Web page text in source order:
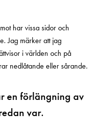
har vissa sidor och
Jag märker att jag
i världen och på
nedlåtande eller sårande.
en förlängning av
var.